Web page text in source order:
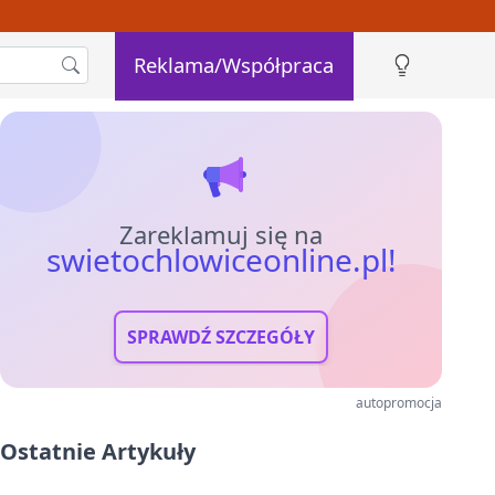
Reklama/Współpraca
Zareklamuj się na
swietochlowiceonline.pl!
SPRAWDŹ SZCZEGÓŁY
autopromocja
Ostatnie Artykuły